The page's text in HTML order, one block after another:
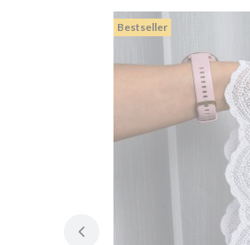
Bestseller